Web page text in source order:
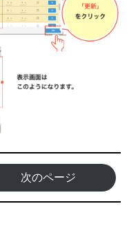
次のページ